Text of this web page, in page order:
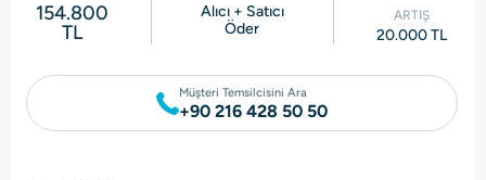
154.800
TL
Alıcı + Satıcı
Öder
ARTIŞ
20.000 TL
Müşteri Temsilcisini Ara
+90 216 428 50 50